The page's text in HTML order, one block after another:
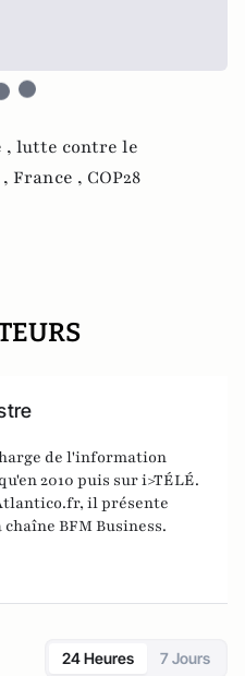
, lutte contre le
France , COP28
de l'information
2010 puis sur i>TÉLÉ.
il présente
BFM Business.
24 Heures 7 Jours